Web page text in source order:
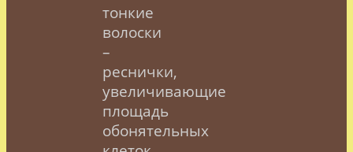
тонкие
волоски
–
реснички,
увеличивающие
площадь
обонятельных